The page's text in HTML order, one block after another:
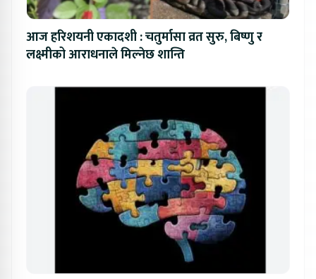
आज हरिशयनी एकादशी : चतुर्मासा व्रत सुरु, बिष्णु र
लक्ष्मीको आराधनाले मिल्नेछ शान्ति